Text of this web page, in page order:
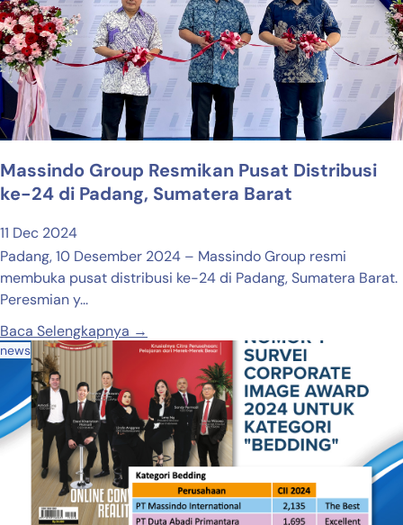
Massindo Group Resmikan Pusat Distribusi
ke-24 di Padang, Sumatera Barat
11 Dec 2024
Padang, 10 Desember 2024 – Massindo Group resmi
membuka pusat distribusi ke-24 di Padang, Sumatera Barat.
Peresmian y...
Baca Selengkapnya →
news